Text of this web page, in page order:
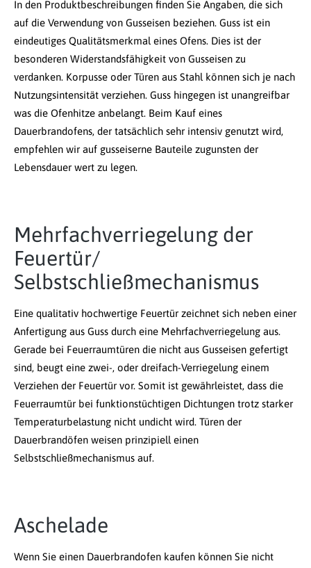
In den Produktbeschreibungen finden Sie Angaben, die sich
auf die Verwendung von Gusseisen beziehen. Guss ist ein
eindeutiges Qualitätsmerkmal eines Ofens. Dies ist der
besonderen Widerstandsfähigkeit von Gusseisen zu
verdanken. Korpusse oder Türen aus Stahl können sich je nach
Nutzungsintensität verziehen. Guss hingegen ist unangreifbar
was die Ofenhitze anbelangt. Beim Kauf eines
Dauerbrandofens, der tatsächlich sehr intensiv genutzt wird,
empfehlen wir auf gusseiserne Bauteile zugunsten der
Lebensdauer wert zu legen.
Mehrfachverriegelung der
Feuertür/
Selbstschließmechanismus
Eine qualitativ hochwertige Feuertür zeichnet sich neben einer
Anfertigung aus Guss durch eine Mehrfachverriegelung aus.
Gerade bei Feuerraumtüren die nicht aus Gusseisen gefertigt
sind, beugt eine zwei-, oder dreifach-Verriegelung einem
Verziehen der Feuertür vor. Somit ist gewährleistet, dass die
Feuerraumtür bei funktionstüchtigen Dichtungen trotz starker
Temperaturbelastung nicht undicht wird. Türen der
Dauerbrandöfen weisen prinzipiell einen
Selbstschließmechanismus auf.
Aschelade
Wenn Sie einen Dauerbrandofen kaufen können Sie nicht